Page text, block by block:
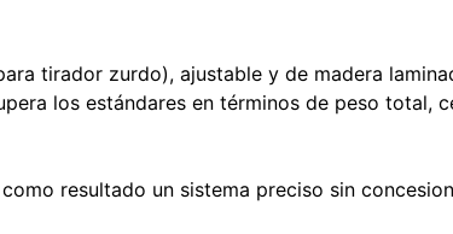
tirador zurdo), ajustable y de madera
los estándares en términos de peso total,
resultado un sistema preciso sin